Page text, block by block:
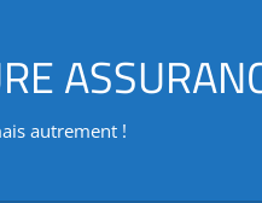
autrement !